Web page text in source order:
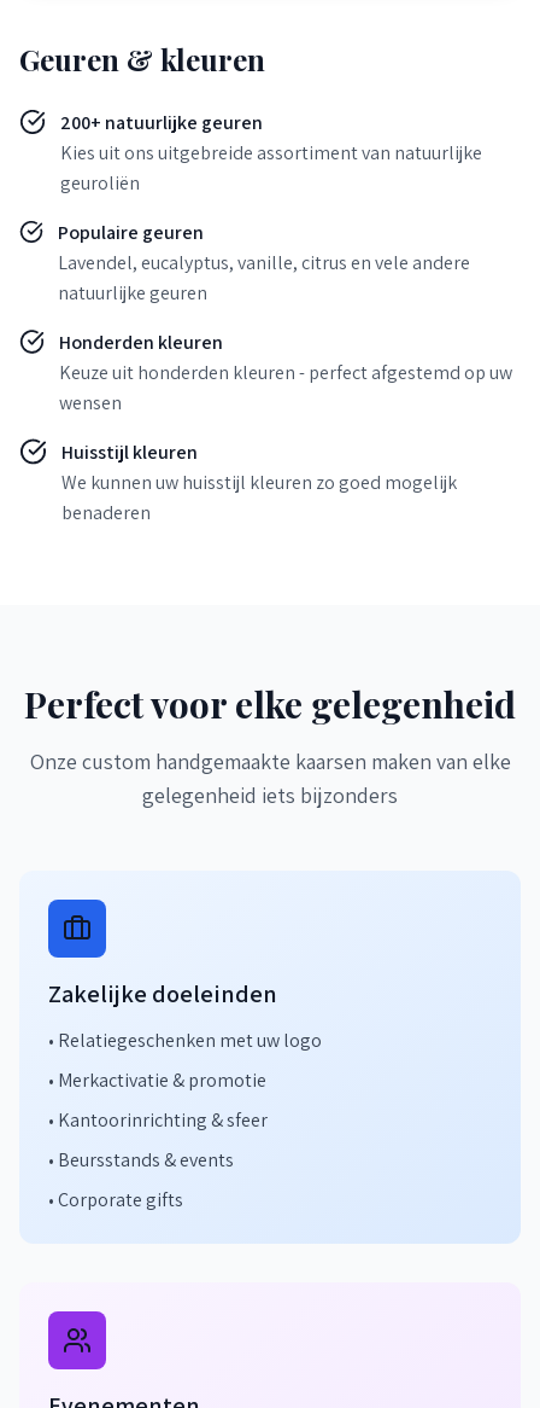
Geuren & kleuren
200+ natuurlijke geuren
Kies uit ons uitgebreide assortiment van natuurlijke
geuroliën
Populaire geuren
Lavendel, eucalyptus, vanille, citrus en vele andere
natuurlijke geuren
Honderden kleuren
Keuze uit honderden kleuren - perfect afgestemd op uw
wensen
Huisstijl kleuren
We kunnen uw huisstijl kleuren zo goed mogelijk
benaderen
Perfect voor elke gelegenheid
Onze custom handgemaakte kaarsen maken van elke
gelegenheid iets bijzonders
Zakelijke doeleinden
• Relatiegeschenken met uw logo
• Merkactivatie & promotie
• Kantoorinrichting & sfeer
• Beursstands & events
• Corporate gifts